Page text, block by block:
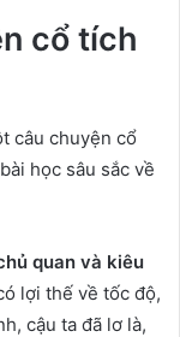
cổ tích
câu chuyện cổ
học sâu sắc về
quan và kiêu
lợi thế về tốc độ,
cậu ta đã lơ là,